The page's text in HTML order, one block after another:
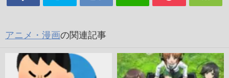
アニメ・漫画の関連記事